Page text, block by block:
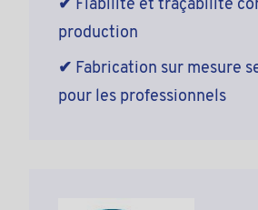
✔ Fiabilité et traçabilité
production
✔ Fabrication sur mesure
pour les professionnels